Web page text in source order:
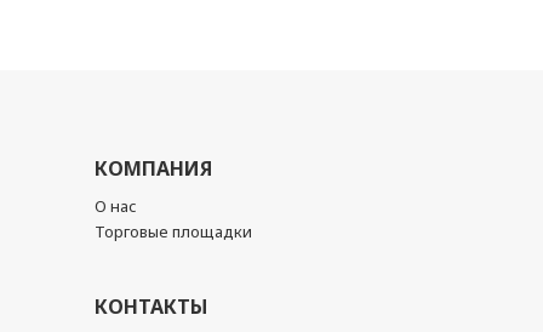
КОМПАНИЯ
О нас
Торговые площадки
КОНТАКТЫ